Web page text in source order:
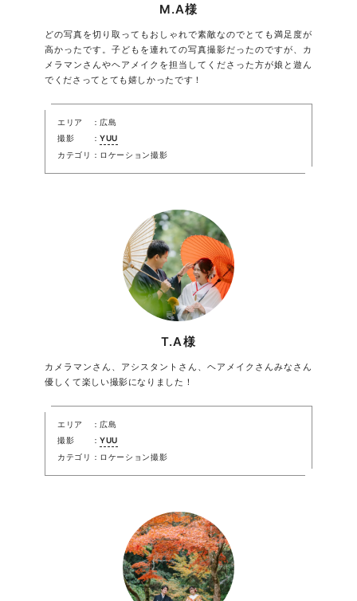
M.A様
どの写真を切り取ってもおしゃれで素敵なのでとても満足度が
高かったです。子どもを連れての写真撮影だったのですが、カ
メラマンさんやヘアメイクを担当してくださった方が娘と遊ん
でくださってとても嬉しかったです！
エリア
広島
撮影
YUU
カテゴリ
ロケーション撮影
T.A様
カメラマンさん、アシスタントさん、ヘアメイクさんみなさん
優しくて楽しい撮影になりました！
エリア
広島
撮影
YUU
カテゴリ
ロケーション撮影